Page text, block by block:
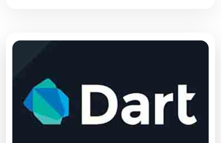
27
27.25 - Map
28
28.26 Map Part 2